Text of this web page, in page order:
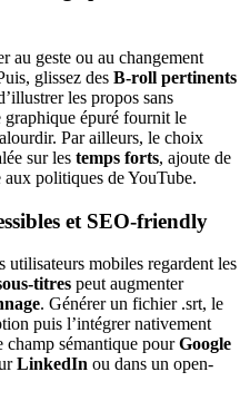
au geste ou au changement
glissez des B-roll pertinents
les propos sans
épuré fournit le
Par ailleurs, le choix
sur les temps forts, ajoute de
politiques de YouTube.
et SEO-friendly
mobiles regardent les
titres peut augmenter
. Générer un fichier .srt, le
puis l’intégrer nativement
champ sémantique pourGoogle
LinkedIn ou dans un open-